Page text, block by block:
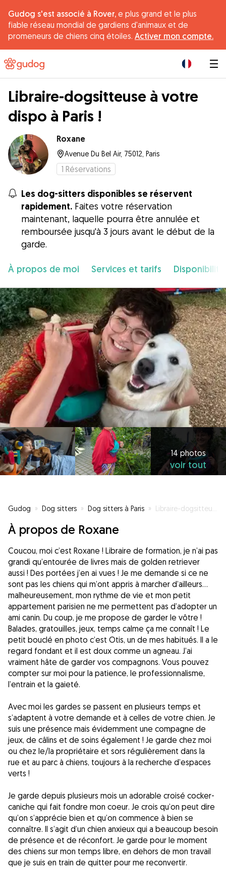
Gudog s'est associé à Rover, e plus grand et le plus
fiable réseau mondial de gardiens d'animaux et de
promeneurs de chiens cinq étoiles. Activer mon compte.
Libraire-dogsitteuse à votre
dispo à Paris !
Roxane
Avenue Du Bel Air, 75012, Paris
1 Réservations
Les dog-sitters disponibles se réservent
rapidement. Faites votre réservation
maintenant, laquelle pourra être annulée et
remboursée jusqu'à 3 jours avant le début de la
garde.
À propos de moi Services et tarifs Disponibilité
14 photos
voir tout
Gudog » Dog sitters » Dog sitters à Paris » Libraire-dogsitteuse à votre dispo à Paris !
À propos de Roxane
Coucou, moi c’est Roxane ! Libraire de formation, je n’ai pas
grandi qu’entourée de livres mais de golden retriever
aussi ! Des portées j’en ai vues ! Je me demande si ce ne
sont pas les chiens qui m’ont appris à marcher d’ailleurs…
malheureusement, mon rythme de vie et mon petit
appartement parisien ne me permettent pas d’adopter un
ami canin. Du coup, je me propose de garder le vôtre !
Balades, gratouilles, jeux, temps calme ça me connaît ! Le
petit bouclé en photo c’est Otis, un de mes habitués. Il a le
regard fondant et il est doux comme un agneau. J’ai
vraiment hâte de garder vos compagnons. Vous pouvez
compter sur moi pour la patience, le professionnalisme,
l’entrain et la gaieté.
Avec moi les gardes se passent en plusieurs temps et
s’adaptent à votre demande et à celles de votre chien. Je
suis une présence mais évidemment une compagne de
jeux, de câlins et de soins également ! Je garde chez moi
ou chez le/la propriétaire et sors régulièrement dans la
rue et au parc à chiens, toujours à la recherche d’espaces
verts !
Je garde depuis plusieurs mois un adorable croisé cocker-
caniche qui fait fondre mon coeur. Je crois qu’on peut dire
qu’on s’apprécie bien et qu’on commence à bien se
connaître. Il s’agit d’un chien anxieux qui a beaucoup besoin
de présence et de réconfort. Je garde pour le moment
des chiens sur mon temps libre, en dehors de mon travail
que je suis en train de quitter pour me reconvertir.